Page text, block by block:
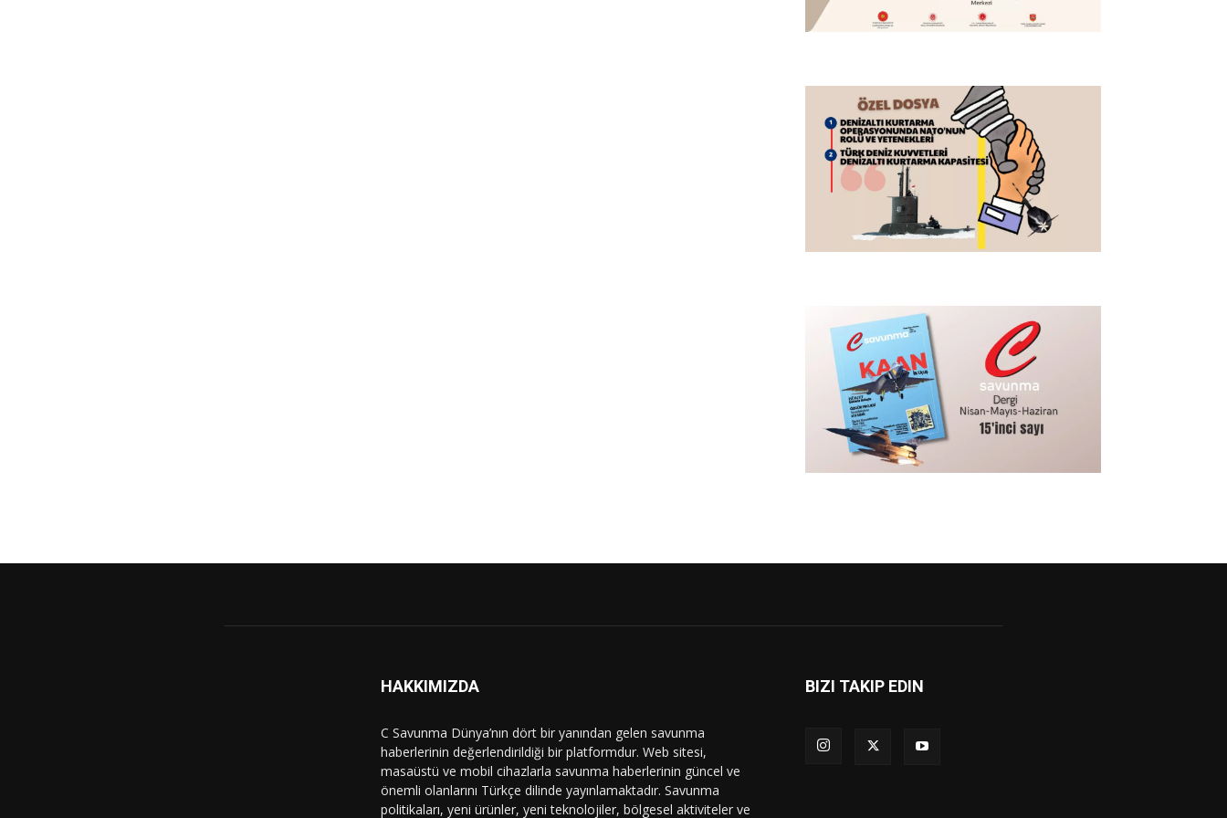
HAKKIMIZDA
C Savunma Dünya’nın dört bir yanından gelen savunma
haberlerinin değerlendirildiği bir platformdur. Web sitesi,
masaüstü ve mobil cihazlarla savunma haberlerinin güncel ve
önemli olanlarını Türkçe dilinde yayınlamaktadır. Savunma
politikaları, yeni ürünler, yeni teknolojiler, bölgesel aktiviteler ve
BIZI TAKIP EDIN